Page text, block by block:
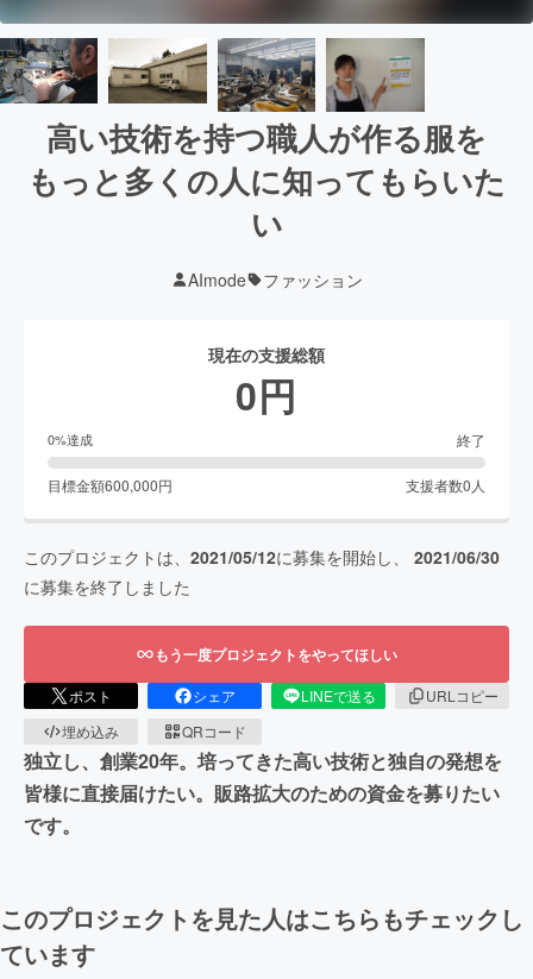
高い技術を持つ職人が作る服を
もっと多くの人に知ってもらいた
い
AImode ファッション
現在の支援総額
0円
0%達成 終了
目標金額600,000円 支援者数0 人
このプロジェクトは、 2021/05/12に募集を開始し、 2021/06/30
に募集を終了しました
もう一度プロジェクトをやってほしい
ポスト シェア LINEで送る
URLコピー
埋め込み
QRコード
独立し、創業20年。培ってきた高い技術と独自の発想を
皆様に直接届けたい。販路拡大のための資金を募りたい
です。
このプロジェクトを見た人はこちらもチェックし
ています